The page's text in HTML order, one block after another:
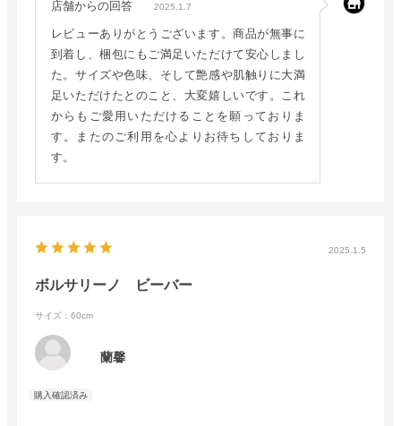
店舗からの回答 2025.1.7
レビューありがとうございます。商品が無事に
到着し、梱包にもご満足いただけて安心しまし
た。サイズや色味、そして艶感や肌触りに大満
足いただけたとのこと、大変嬉しいです。これ
からもご愛用いただけることを願っておりま
す。またのご利用を心よりお待ちしておりま
す。
2025.1.5
ボルサリーノ ビーバー
サイズ：60cm
蘭馨